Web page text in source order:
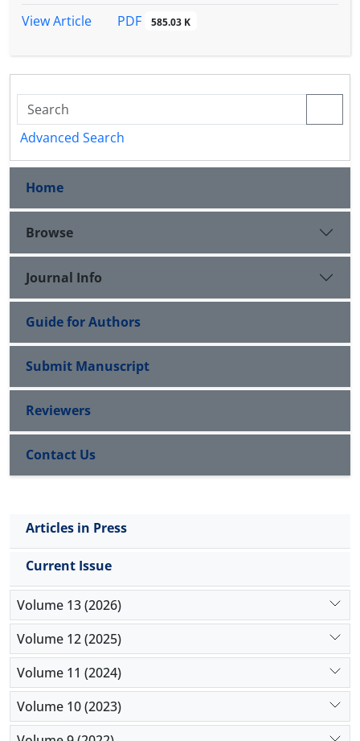
View Article
PDF 585.03 K
Advanced Search
Home
Browse
Journal Info
Guide for Authors
Submit Manuscript
Reviewers
Contact Us
Articles in Press
Current Issue
Volume 13 (2026)
Volume 12 (2025)
Volume 11 (2024)
Volume 10 (2023)